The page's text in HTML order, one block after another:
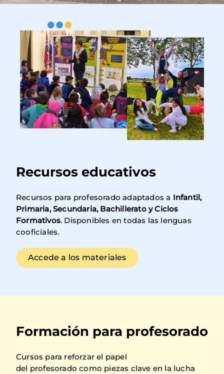
Recursos educativos
Recursos para profesorado adaptados a Infantil,
Primaria, Secundaria, Bachillerato y Ciclos
Formativos. Disponibles en todas las lenguas
cooficiales.
Accede a los materiales
Formación para profesorado
Cursos para reforzar el papel
del profesorado como piezas clave en la lucha